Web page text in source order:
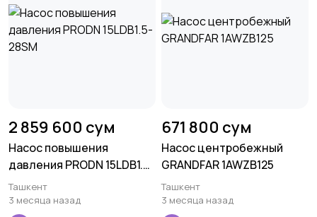
2 859 600 сум
Насос повышения
давления PRODN 15LDB1.5-
28SM
Ташкент
3 месяца назад
671 800 сум
Насос центробежный
GRANDFAR 1AWZB125
Ташкент
3 месяца назад